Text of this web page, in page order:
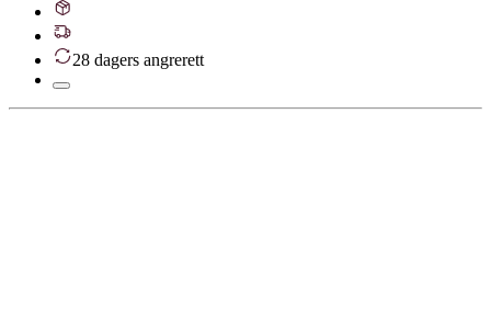
28 dagers angrerett